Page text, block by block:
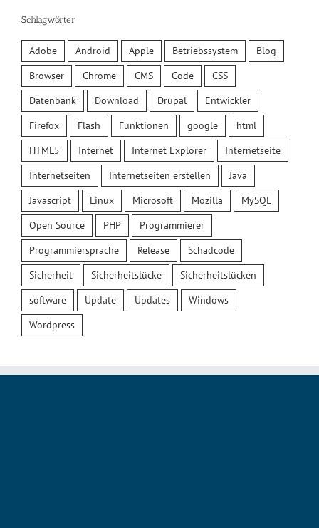
Schlagwörter
Adobe Android Apple Betriebssystem
Blog
Browser
Chrome CMS Code
CSS
Datenbank
Download Drupal
Entwickler
Firefox
Flash Funktionen google
html
HTML5
Internet Internet Explorer
Internetseite
Internetseiten
Internetseiten erstellen
Java
Javascript
Linux Microsoft Mozilla
MySQL
Open Source
PHP
Programmierer
Programmiersprache
Release
Schadcode
Sicherheit
Sicherheitslücke
Sicherheitslücken
software
Update Updates
Windows
Wordpress